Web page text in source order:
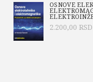
OSNOVE
2.200,00 RSD